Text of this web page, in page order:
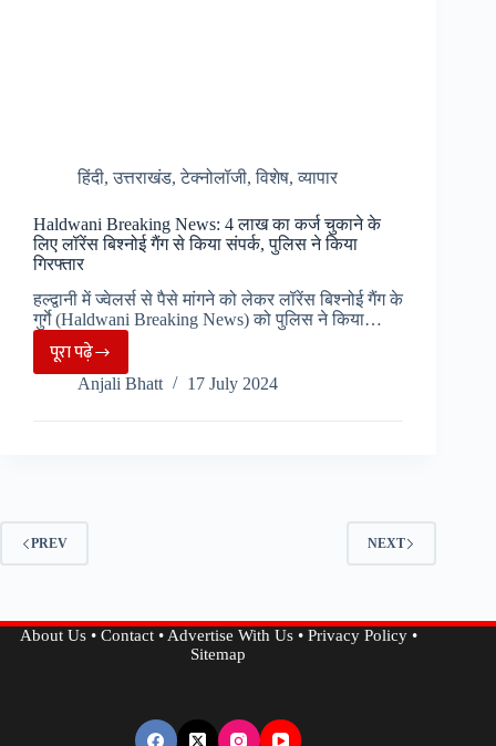
हिंदी,उत्तराखंड,टेक्नोलॉजी,विशेष,व्यापार
Haldwani Breaking News: 4 लाख का कर्ज चुकाने के
लिए लॉरेंस बिश्नोई गैंग से किया संपर्क, पुलिस ने किया
गिरफ्तार
हल्द्वानी में ज्वेलर्स से पैसे मांगने को लेकर लॉरेंस बिश्नोई गैंग के
गुर्गे (Haldwani Breaking News) को पुलिस ने किया…
पूरा पढ़ेHaldwani
Breaking
News:
कर्ज
चुकाने
लॉरेंस
Anjali Bhatt 17 July 2024
PREV NEXT
About Us• Contact•Advertise With Us• Privacy Policy•
Sitemap